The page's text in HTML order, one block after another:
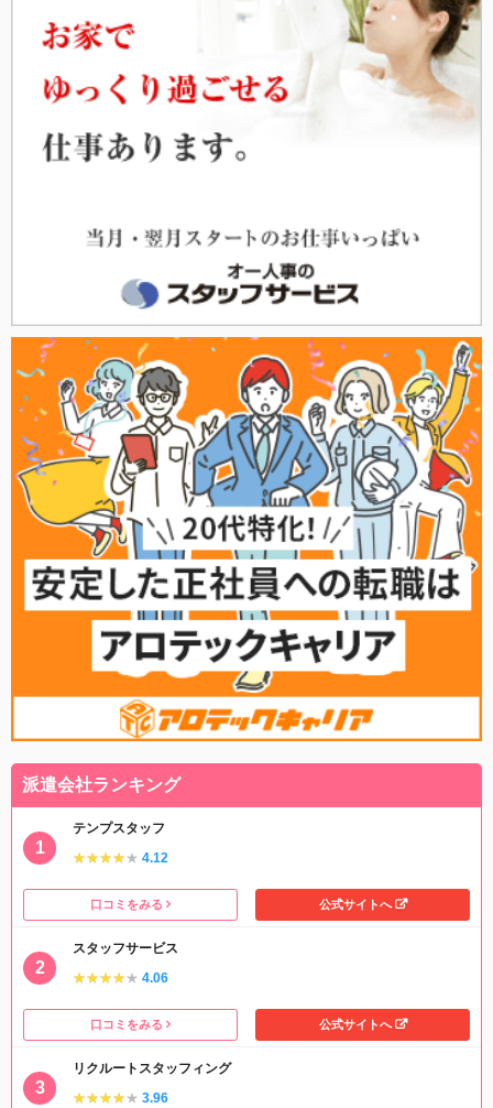
派遣会社ランキング
テンプスタッフ
★★★★★
★★★★★ 4.12
口コミをみる 公式サイトへ
スタッフサービス
★★★★★
★★★★★ 4.06
口コミをみる 公式サイトへ
リクルートスタッフィング
★★★★★
★★★★★ 3.96